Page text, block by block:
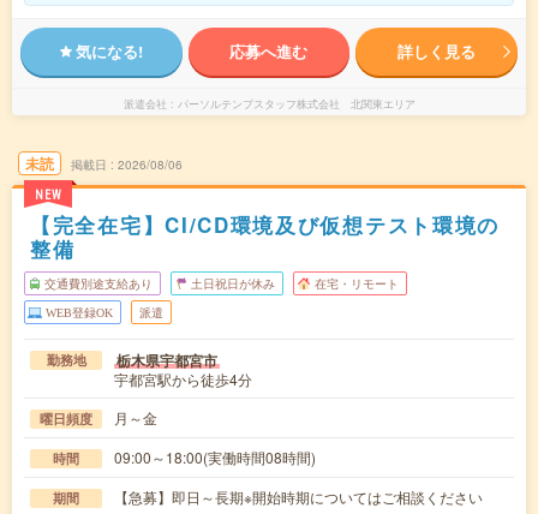
気になる! 応募へ進む 詳しく見る
派遣会社 パーソルテンプスタッフ株式会社 北関東エリア
未読
NEW
掲載日 2026/08/06
【完全在宅】CI/CD環境及び仮想テスト環境の
整備
交通費別途支給あり 土日祝日が休み 在宅・リモート
WEB登録OK 派遣
勤務地 栃木県宇都宮市
宇都宮駅から徒歩4分
曜日頻度 月～金
時間 09:00～18:00(実働時間08時間)
期間 【急募】即日～長期※開始時期についてはご相談ください